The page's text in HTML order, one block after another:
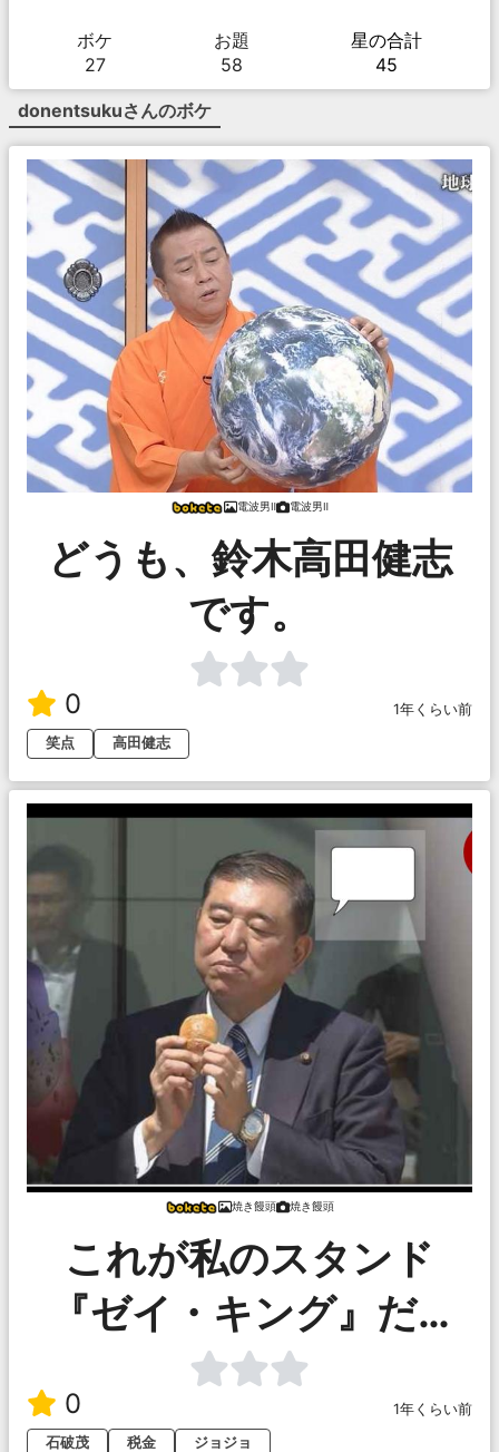
ボケ
27
お題
58
星の合計
45
donentsukuさんのボケ
電波男Ⅱ 電波男Ⅱ
どうも、鈴木高田健志
です。
0
1年くらい前
笑点
高田健志
焼き饅頭 焼き饅頭
これが私のスタンド
『ゼイ・キング』だ…
0
1年くらい前
石破茂
税金 ジョジョ